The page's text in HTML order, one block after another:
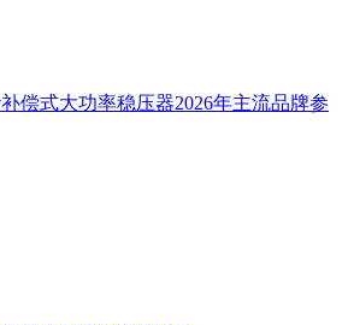
偿式大功率稳压器2026年主流品牌参